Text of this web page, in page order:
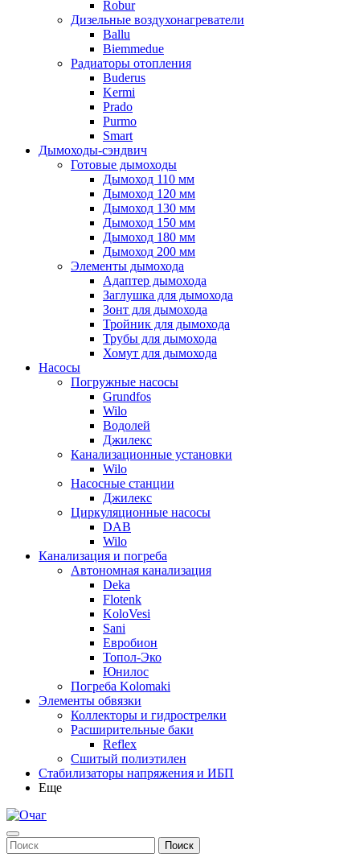
Robur
Дизельные воздухонагреватели
Ballu
Biemmedue
Радиаторы отопления
Buderus
Kermi
Prado
Purmo
Smart
Дымоходы-сэндвич
Готовые дымоходы
Дымоход 110 мм
Дымоход 120 мм
Дымоход 130 мм
Дымоход 150 мм
Дымоход 180 мм
Дымоход 200 мм
Элементы дымохода
Адаптер дымохода
Заглушка для дымохода
Зонт для дымохода
Тройник для дымохода
Трубы для дымохода
Хомут для дымохода
Насосы
Погружные насосы
Grundfos
Wilo
Водолей
Джилекс
Канализационные установки
Wilo
Насосные станции
Джилекс
Циркуляционные насосы
DAB
Wilo
Канализация и погреба
Автономная канализация
Deka
Flotenk
KoloVesi
Sani
Евробион
Топол-Эко
Юнилос
Погреба Kolomaki
Элементы обвязки
Коллекторы и гидрострелки
Расширительные баки
Reflex
Сшитый полиэтилен
Стабилизаторы напряжения и ИБП
Еще